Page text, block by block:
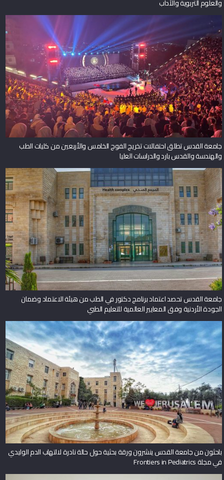
والعلوم التربوية والآداب
جامعة القدس تطلق احتفالات تخريج الفوج الخامس والأربعين من كليات الطب
والهندسة والقدس بارد والدراسات العليا
جامعة القدس تحصد اعتماد برنامج دكتور في الطب من هيئة الاعتماد وضمان
الجودة الأردنية وفق المعايير العالمية للتعليم الطبي
باحثون من جامعة القدس ينشرون ورقة بحثية حول حالة نادرة لالتهاب الدم الوليدي
في مجلة Frontiers in Pediatrics